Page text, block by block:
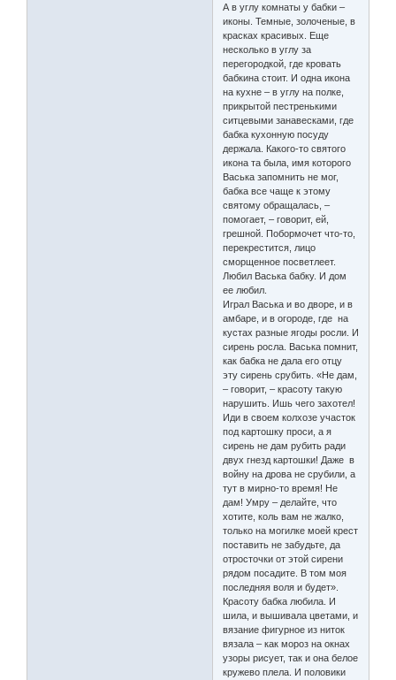
А в углу комнаты у бабки –
иконы. Темные, золоченые, в
красках красивых. Еще
несколько в углу за
перегородкой, где кровать
бабкина стоит. И одна икона
на кухне – в углу на полке,
прикрытой пестренькими
ситцевыми занавесками, где
бабка кухонную посуду
держала. Какого-то святого
икона та была, имя которого
Васька запомнить не мог,
бабка все чаще к этому
святому обращалась, –
помогает, – говорит, ей,
грешной. Побормочет что-то,
перекрестится, лицо
сморщенное посветлеет.
Любил Васька бабку. И дом
ее любил.
Играл Васька и во дворе, и в
амбаре, и в огороде, где на
кустах разные ягоды росли. И
сирень росла. Васька помнит,
как бабка не дала его отцу
эту сирень срубить. «Не дам,
– говорит, – красоту такую
нарушить. Ишь чего захотел!
Иди в своем колхозе участок
под картошку проси, а я
сирень не дам рубить ради
двух гнезд картошки! Даже в
войну на дрова не срубили, а
тут в мирно-то время! Не
дам! Умру – делайте, что
хотите, коль вам не жалко,
только на могилке моей крест
поставить не забудьте, да
отросточки от этой сирени
рядом посадите. В том моя
последняя воля и будет».
Красоту бабка любила. И
шила, и вышивала цветами, и
вязание фигурное из ниток
вязала – как мороз на окнах
узоры рисует, так и она белое
кружево плела. И половики